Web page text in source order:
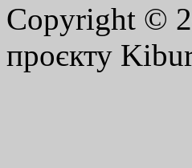
Copyright ©
проєкту